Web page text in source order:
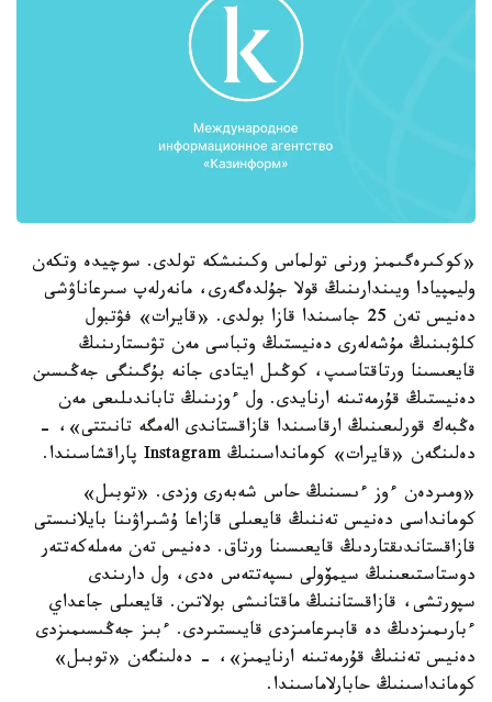
«كوكىرەگىمىز ورنى تولماس وكىنىشكە تولدى. سوچيدە وتكەن
وليمپيادا ويىندارىنىڭ قولا جۇلدەگەرى، مانەرلەپ سىرعاناۋشى
دەنيس تەن 25 جاسىندا قازا بولدى. «قايرات» فۋتبول
كلۋبىنىڭ مۇشەلەرى دەنيستىڭ وتباسى مەن تۋىستارىنىڭ
قايعىسىنا ورتاقتاسىپ، كوڭىل ايتادى جانە بۇگىنگى جەڭىسىن
دەنيستىڭ قۇرمەتىنە ارنايدى. ول ءوزىنىڭ تاباندىلىعى مەن
ەڭبەك قورلىعىنىڭ ارقاسىندا قازاقستاندى الەمگە تانىتتى»، -
دەلىنگەن «قايرات» كومانداسىنىڭ Instagram پاراقشاسىندا.
«ومىردەن ءوز ءىسىنىڭ حاس شەبەرى وزدى. «توبىل»
كومانداسى دەنيس تەننىڭ قايعىلى قازاعا ۇشىراۋىنا بايلانىستى
قازاقستاندىقتاردىڭ قايعىسىنا ورتاق. دەنيس تەن مەملەكەتتەر
دوستاستىعىنىڭ سيمۆولى ىسپەتتەس ەدى، ول دارىندى
سپورتشى، قازاقستاننىڭ ماقتانىشى بولاتىن. قايعىلى جاعداي
ءبارىمىزدىڭ دە قابىرعامىزدى قايىستىردى. ءبىز جەڭىسىمىزدى
دەنيس تەننىڭ قۇرمەتىنە ارنايمىز»، - دەلىنگەن «توبىل»
كومانداسىنىڭ حابارلاماسىندا.